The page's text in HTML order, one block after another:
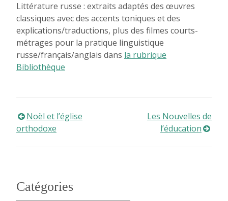
Littérature russe : extraits adaptés des œuvres
classiques avec des accents toniques et des
explications/traductions, plus des filmes courts-
métrages pour la pratique linguistique
russe/français/anglais dans la rubrique
Bibliothèque
Navigation
Noël et l’église
orthodoxe
Les Nouvelles de
l’éducation
Catégories